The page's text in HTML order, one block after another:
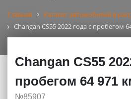
Главная
Каталог автомобилей в
Changan CS55 2022 года с пробегом
Changan CS55
пробегом 64 971
№85907